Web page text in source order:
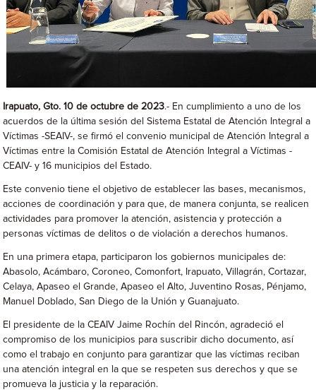
Irapuato, Gto. 10 de octubre de 2023.- En cumplimiento a uno de los
acuerdos de la última sesión del Sistema Estatal de Atención Integral a
Víctimas -SEAIV-, se firmó el convenio municipal de Atención Integral a
Víctimas entre la Comisión Estatal de Atención Integral a Víctimas -
CEAIV- y 16 municipios del Estado.
Este convenio tiene el objetivo de establecer las bases, mecanismos,
acciones de coordinación y para que, de manera conjunta, se realicen
actividades para promover la atención, asistencia y protección a
personas víctimas de delitos o de violación a derechos humanos.
En una primera etapa, participaron los gobiernos municipales de:
Abasolo, Acámbaro, Coroneo, Comonfort, Irapuato, Villagrán, Cortazar,
Celaya, Apaseo el Grande, Apaseo el Alto, Juventino Rosas, Pénjamo,
Manuel Doblado, San Diego de la Unión y Guanajuato.
El presidente de la CEAIV Jaime Rochín del Rincón, agradeció el
compromiso de los municipios para suscribir dicho documento, así
como el trabajo en conjunto para garantizar que las víctimas reciban
una atención integral en la que se respeten sus derechos y que se
promueva la justicia y la reparación.